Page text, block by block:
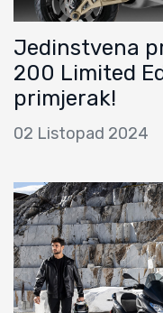
Jedinstvena
200 Limited
primjerak!
02 Listopad 2024